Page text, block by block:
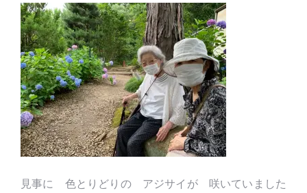
見事に 色とりどりの アジサイが 咲いていました